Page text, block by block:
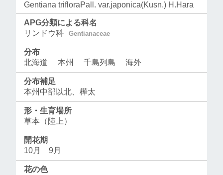
Gentiana trifloraPall. var.japonica(Kusn.) H.Hara
APG分類による科名
リンドウ科
Gentianaceae
分布
北海道 本州 千島列島 海外
分布補足
本州中部以北、樺太
形・生育場所
草本（陸上）
開花期
10月 9月
花の色